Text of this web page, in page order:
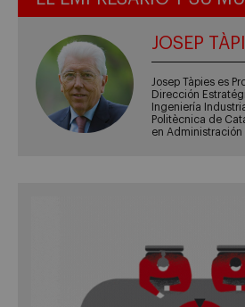
JOSEP
Josep Tàpies es
Dirección
Ingeniería
Politècnica de
en Administración